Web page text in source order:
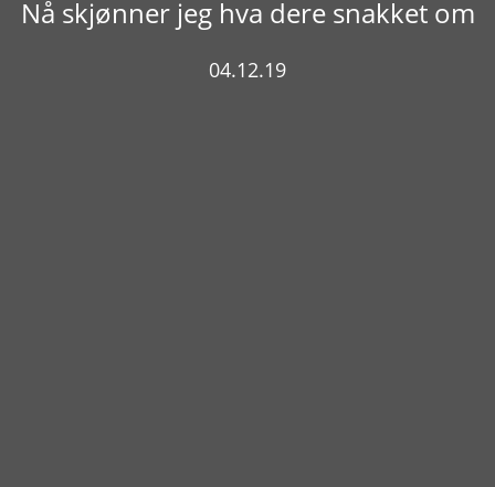
Nå skjønner jeg hva dere snakket om
04.12.19